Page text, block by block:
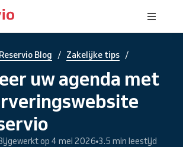
Reservio Blog / Zakelijke tips /
uw agenda met
op 4 mei 2026 3.5 min leestijd